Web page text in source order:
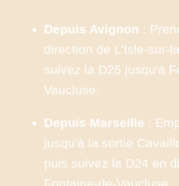
Depuis Avignon :
direction de L'Isle-sur-
suivez la D25 jusqu'à
Vaucluse.​
Depuis Marseille :
jusqu'à la sortie
puis suivez la D24 en